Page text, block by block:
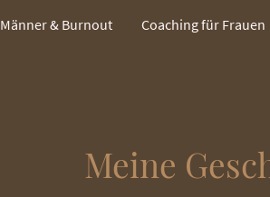
Männer & Burnout Coaching für Frauen
Meine